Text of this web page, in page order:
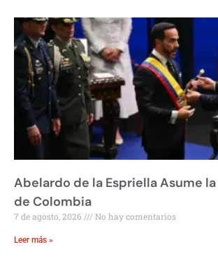
Abelardo de la Espriella Asume
de Colombia
7 de agosto, 2026 No hay comentarios
Leer más »